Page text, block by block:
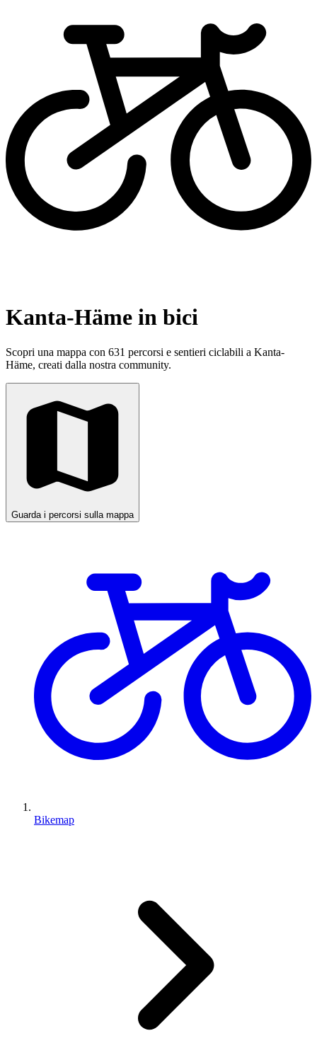
Kanta-Häme in bici
Scopri una mappa con 631 percorsi e sentieri ciclabili a Kanta-
Häme, creati dalla nostra community.
Guarda i percorsi sulla mappa
Bikemap